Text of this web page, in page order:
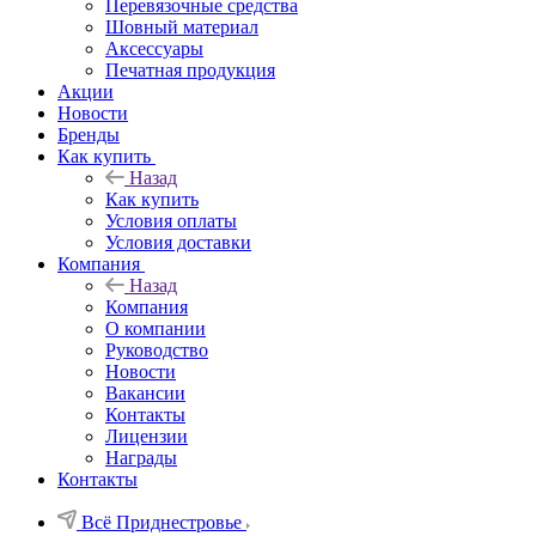
Перевязочные средства
Шовный материал
Аксессуары
Печатная продукция
Акции
Новости
Бренды
Как купить
Назад
Как купить
Условия оплаты
Условия доставки
Компания
Назад
Компания
О компании
Руководство
Новости
Вакансии
Контакты
Лицензии
Награды
Контакты
Всё Приднестровье